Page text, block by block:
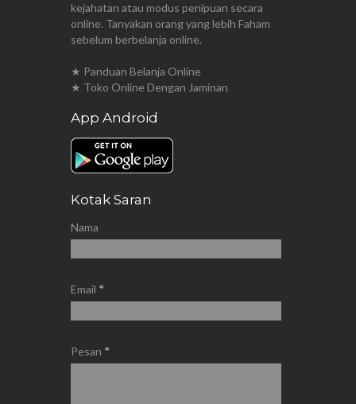
kejahatan atau modus penipuan secara
online. Tanyakan orang yang lebih Faham
sebelum berbelanja online.
★ Panduan Belanja Online
★ Toko Online Dengan Jaminan
App Android
Kotak Saran
Nama
Email *
Pesan *